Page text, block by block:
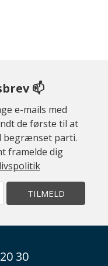
📫
e-mails med
de første til at
begrænset parti.
framelde dig
TILMELD
30